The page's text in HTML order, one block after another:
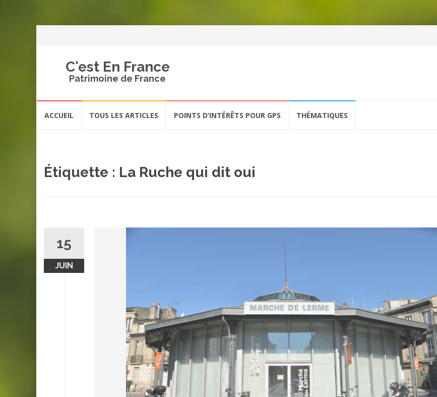
C'est En France
Patrimoine de France
ACCUEIL TOUS LES ARTICLES POINTS D’INTÉRÊTS POUR GPS THÉMATIQUES
Étiquette : La Ruche qui dit oui
15
JUIN